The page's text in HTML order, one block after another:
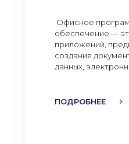
Офисное
обеспечение —
приложений,
создания
данных,
ПОДРОБНЕЕ